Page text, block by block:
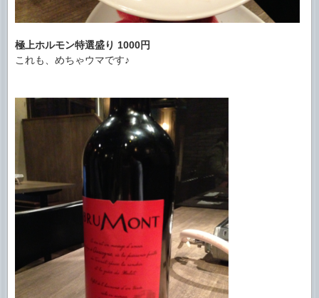
極上ホルモン特選盛り 1000円
これも、めちゃウマです♪